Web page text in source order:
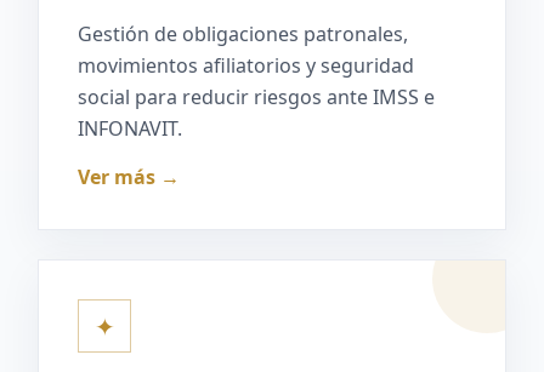
Gestión de obligaciones patronales,
movimientos afiliatorios y seguridad
social para reducir riesgos ante IMSS e
INFONAVIT.
Ver más →
✦